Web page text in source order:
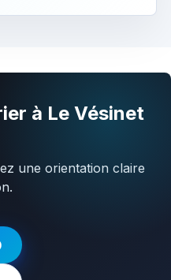
à Le Vésinet
une orientation claire